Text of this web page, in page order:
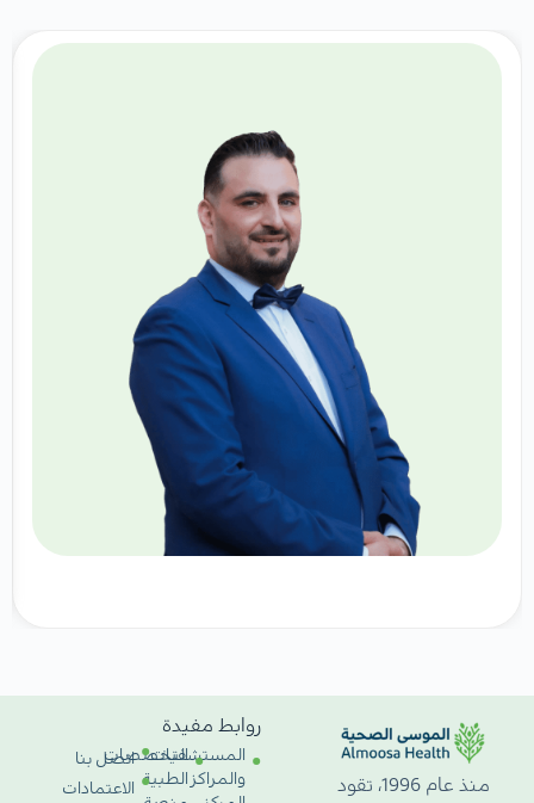
منذ عام 1996، تقود
روابط مفيدة
المستشفيات
والمراكز
التخصصات
الطبية
اتصل بنا
الاعتمادات